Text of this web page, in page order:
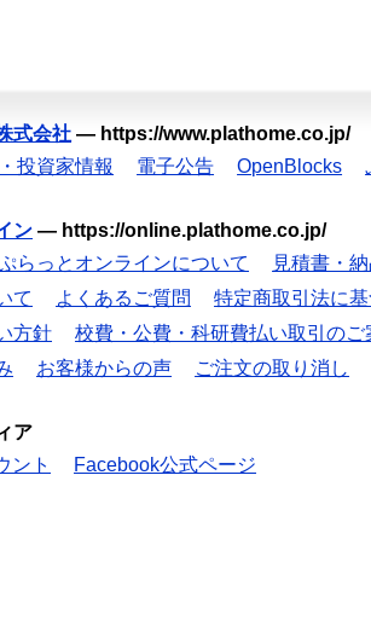
式会社 — https://www.plathome.co.jp/
投資家情報 電子公告 OpenBlocks
ン — https://online.plathome.co.jp/
らっとオンラインについて
見積書・
て
よくあるご質問
特定商取引法に
方針
校費・公費・科研費払い取引のご
お客様からの声 ご注文の取り消し
ア
ント
Facebook公式ページ